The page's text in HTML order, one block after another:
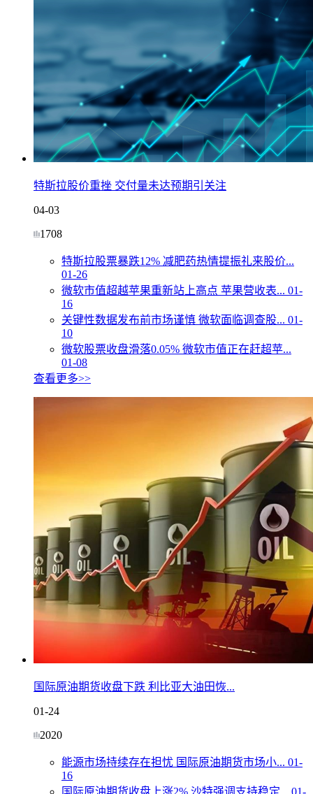
特斯拉股价重挫 交付量未达预期引关注
04-03
1708
特斯拉股票暴跌12% 减肥药热情提振礼来股价...
01-26
微软市值超越苹果重新站上高点 苹果营收表... 01-
16
关键性数据发布前市场谨慎 微软面临调查股... 01-
10
微软股票收盘滑落0.05% 微软市值正在赶超苹...
01-08
查看更多>>
国际原油期货收盘下跌 利比亚大油田恢...
01-24
2020
能源市场持续存在担忧 国际原油期货市场小... 01-
16
国际原油期货收盘上涨2% 沙特强调支持稳定...
01-